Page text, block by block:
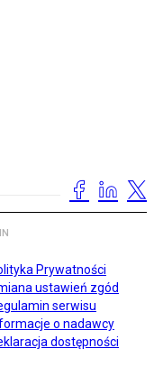
Prywatności
ustawień zgód
serwisu
o nadawcy
dostępności